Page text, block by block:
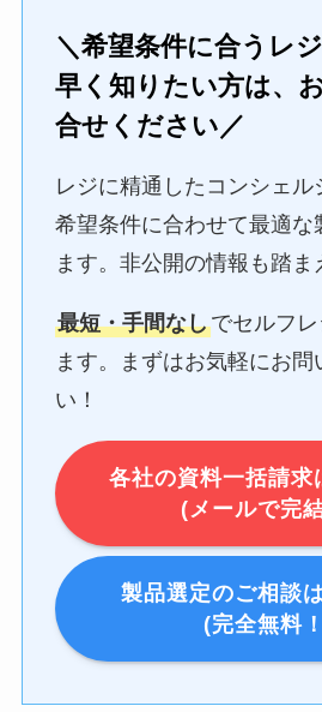
＼希望条件に合うレ
早く知りたい方は、
合せください／
レジに精通したコンシェル
希望条件に合わせて最適な
ます。非公開の情報も踏ま
最短・手間なしでセルフ
ます。まずはお気軽にお問
い！
各社の資料一括請求
(メールで完
製品選定のご相談
(完全無料